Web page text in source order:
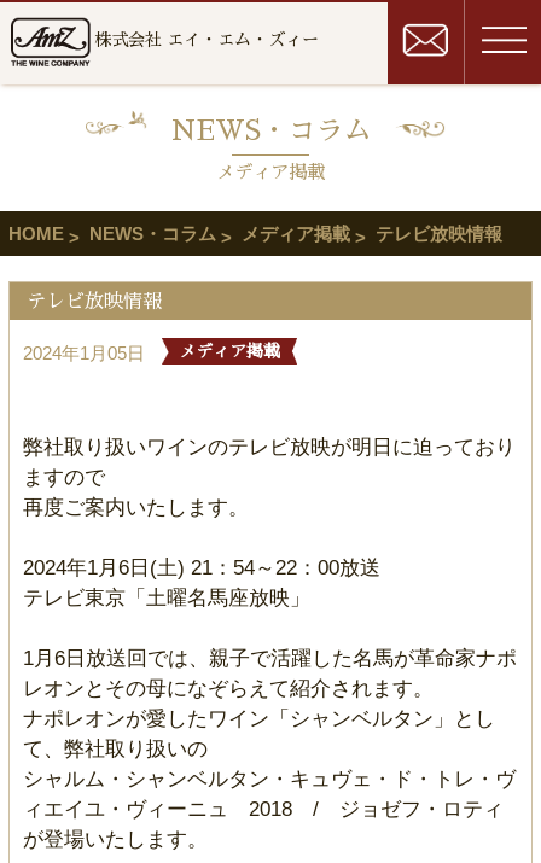
株式会社 エイ・エム・ズィー
NEWS・コラム
メディア掲載
HOME NEWS・コラム メディア掲載 テレビ放映情報
テレビ放映情報
2024年1月05日 メディア掲載
弊社取り扱いワインのテレビ放映が明日に迫っており
ますので
再度ご案内いたします。
2024年1月6日(土) 21：54～22：00放送
テレビ東京「土曜名馬座放映」
1月6日放送回では、親子で活躍した名馬が革命家ナポ
レオンとその母になぞらえて紹介されます。
ナポレオンが愛したワイン「シャンベルタン」とし
て、弊社取り扱いの
シャルム・シャンベルタン・キュヴェ・ド・トレ・ヴ
ィエイユ・ヴィーニュ 2018 / ジョゼフ・ロティ
が登場いたします。